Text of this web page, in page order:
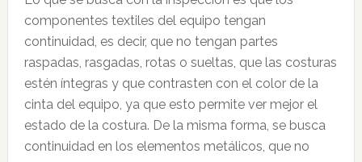
componentes textiles del equipo tengan
continuidad, es decir, que no tengan partes
raspadas, rasgadas, rotas o sueltas, que las costuras
estén íntegras y que contrasten con el color de la
cinta del equipo, ya que esto permite ver mejor el
estado de la costura. De la misma forma, se busca
continuidad en los elementos metálicos, que no